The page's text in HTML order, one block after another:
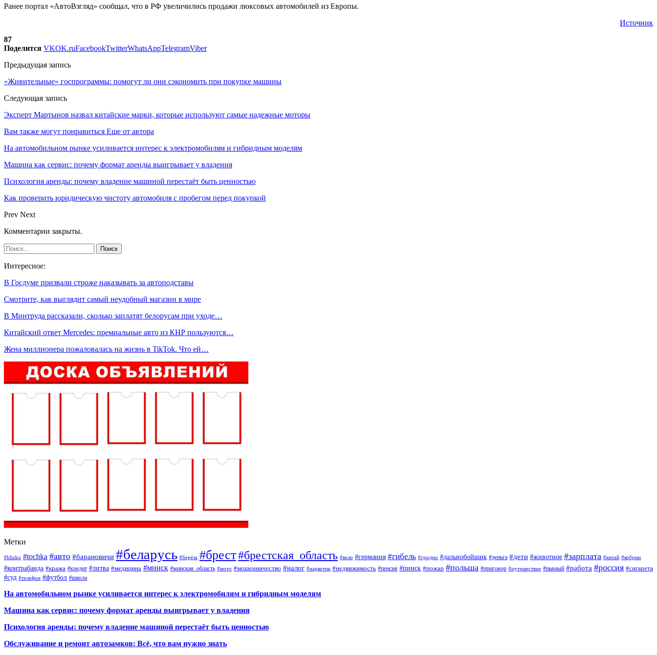
Ранее портал «АвтоВзгляд» сообщал, что в РФ увеличились продажи люксовых автомобилей из Европы.
Источник
87
Поделится VKOK.ruFacebookTwitterWhatsAppTelegramViber
Предыдущая запись
«Живительные» госпрограммы: помогут ли они сэкономить при покупке машины
Следующая запись
Эксперт Мартынов назвал китайские марки, которые используют самые надежные моторы
Вам также могут понравиться Еще от автора
На автомобильном рынке усиливается интерес к электромобилям и гибридным моделям
Машина как сервис: почему формат аренды выигрывает у владения
Психология аренды: почему владение машиной перестаёт быть ценностью
Как проверить юридическую чистоту автомобиля с пробегом перед покупкой
Prev Next
Комментарии закрыты.
Интересное:
В Госдуме призвали строже наказывать за автоподставы
Смотрите, как выглядит самый неудобный магазин в мире
В Минтруда рассказали, сколько заплатят белорусам при уходе…
Китайский ответ Mercedes: премиальные авто из КНР пользуются…
Жена миллионера пожаловалась на жизнь в TikTok. Что ей…
Метки
#blizko #tochka #авто #барановичи #беларусь #берёза #брест#брестская_область #вело #германия #гибель #гродно #дальнобойщик #деньга #дети #животное #зарплата #китай #кобрин
#контрабанда #кража #кредит #литва #медицина #минск #минская_область #мото #мошенничество #налог #наркотик #недвижимость #пенсия #пинск #пожар #польша #приговор #путешествие #пьяный #работа #россия #сигарета
#суд #телефон #футбол #школа
На автомобильном рынке усиливается интерес к электромобилям и гибридным моделям
Машина как сервис: почему формат аренды выигрывает у владения
Психология аренды: почему владение машиной перестаёт быть ценностью
Обслуживание и ремонт автозамков: Всё, что вам нужно знать